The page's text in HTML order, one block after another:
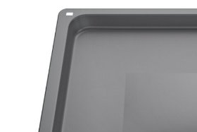
BSH Spülmaschinenreiniger